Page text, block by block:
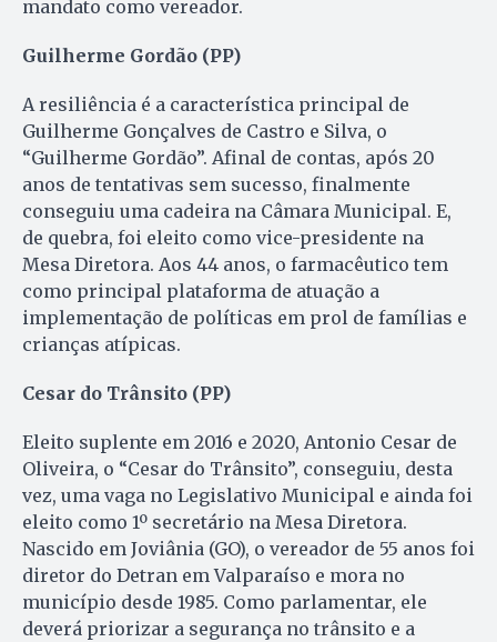
mandato como vereador.
Guilherme Gordão (PP)
A resiliência é a característica principal de
Guilherme Gonçalves de Castro e Silva, o
“Guilherme Gordão”. Afinal de contas, após 20
anos de tentativas sem sucesso, finalmente
conseguiu uma cadeira na Câmara Municipal. E,
de quebra, foi eleito como vice-presidente na
Mesa Diretora. Aos 44 anos, o farmacêutico tem
como principal plataforma de atuação a
implementação de políticas em prol de famílias e
crianças atípicas.
Cesar do Trânsito (PP)
Eleito suplente em 2016 e 2020, Antonio Cesar de
Oliveira, o “Cesar do Trânsito”, conseguiu, desta
vez, uma vaga no Legislativo Municipal e ainda foi
eleito como 1º secretário na Mesa Diretora.
Nascido em Joviânia (GO), o vereador de 55 anos foi
diretor do Detran em Valparaíso e mora no
município desde 1985. Como parlamentar, ele
deverá priorizar a segurança no trânsito e a